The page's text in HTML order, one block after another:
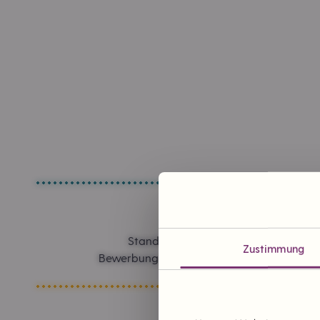
Zustimmung
Standorte in Planung
Bewerbung um einen Tante Enso